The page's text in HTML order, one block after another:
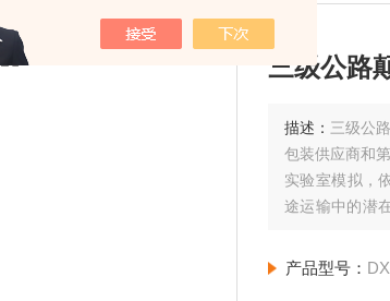
三级公路
描述： 三级公
包装供应商和
实验室模拟，
途运输中的潜
台 食品包装
产品型号：